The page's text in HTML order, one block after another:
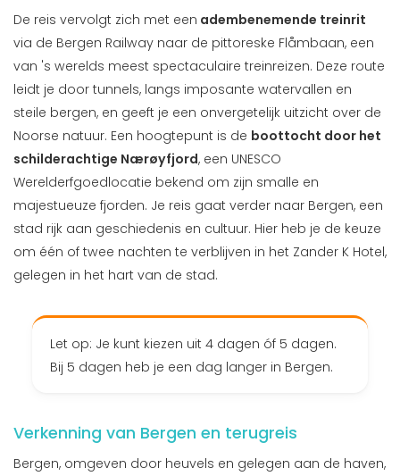
De reis vervolgt zich met een adembenemende treinrit
via de Bergen Railway naar de pittoreske Flåmbaan, een
van 's werelds meest spectaculaire treinreizen. Deze route
leidt je door tunnels, langs imposante watervallen en
steile bergen, en geeft je een onvergetelijk uitzicht over de
Noorse natuur. Een hoogtepunt is de boottocht door het
schilderachtige Nærøyfjord, een UNESCO
Werelderfgoedlocatie bekend om zijn smalle en
majestueuze fjorden. Je reis gaat verder naar Bergen, een
stad rijk aan geschiedenis en cultuur. Hier heb je de keuze
om één of twee nachten te verblijven in het Zander K Hotel,
gelegen in het hart van de stad.
Let op: Je kunt kiezen uit 4 dagen óf 5 dagen.
Bij 5 dagen heb je een dag langer in Bergen.
Verkenning van Bergen en terugreis
Bergen, omgeven door heuvels en gelegen aan de haven,